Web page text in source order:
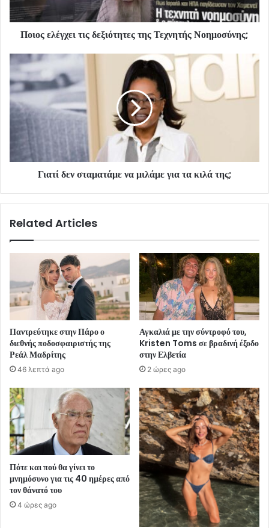
Ποιος ελέγχει τις δεξιότητες της Τεχνητής Νοημοσύνης;
Γιατί δεν σταματάμε να μιλάμε για τα κιλά της;
Related Articles
Παντρεύτηκε στην Πάρο ο
διεθνής ποδοσφαιριστής της
Ρεάλ Μαδρίτης
46 λεπτά ago
Αγκαλιά με την σύντροφό του,
Kristen Toms σε βραδινή έξοδο
στην Ελβετία
2 ώρες ago
Πότε και πού θα γίνει το
μνημόσυνο για τις 40 ημέρες από
τον θάνατό του
4 ώρες ago